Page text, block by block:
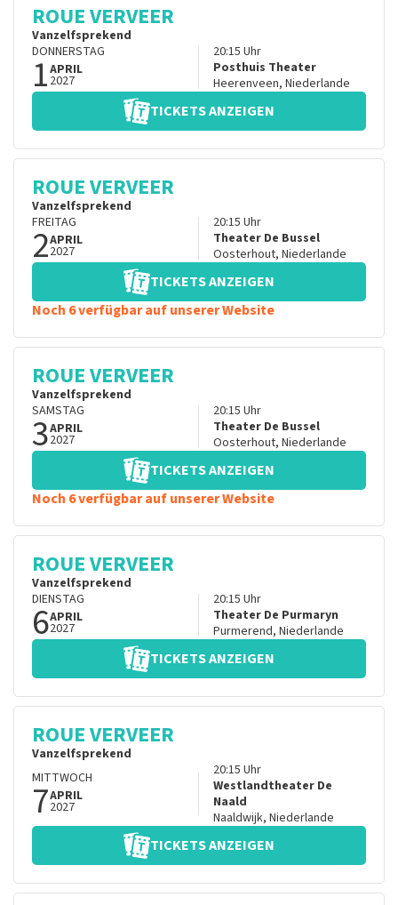
ROUE VERVEER
Vanzelfsprekend
DONNERSTAG
1APRIL
2027
20:15 Uhr
Posthuis Theater
Heerenveen, Niederlande
TICKETS ANZEIGEN
ROUE VERVEER
Vanzelfsprekend
FREITAG
2APRIL
2027
20:15 Uhr
Theater De Bussel
Oosterhout, Niederlande
TICKETS ANZEIGEN
Noch 6 verfügbar auf unserer Website
ROUE VERVEER
Vanzelfsprekend
SAMSTAG
3APRIL
2027
20:15 Uhr
Theater De Bussel
Oosterhout, Niederlande
TICKETS ANZEIGEN
Noch 6 verfügbar auf unserer Website
ROUE VERVEER
Vanzelfsprekend
DIENSTAG
6APRIL
2027
20:15 Uhr
Theater De Purmaryn
Purmerend, Niederlande
TICKETS ANZEIGEN
ROUE VERVEER
Vanzelfsprekend
MITTWOCH
7APRIL
2027
20:15 Uhr
Westlandtheater De
Naald
Naaldwijk, Niederlande
TICKETS ANZEIGEN